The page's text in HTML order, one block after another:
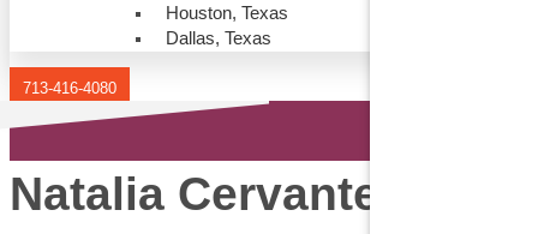
Houston, Texas
Dallas, Texas
713-416-4080
Natalia Cervantes